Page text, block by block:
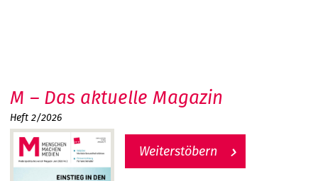
M – Das aktuelle Magazin
Heft 2/2026
Weiterstöbern